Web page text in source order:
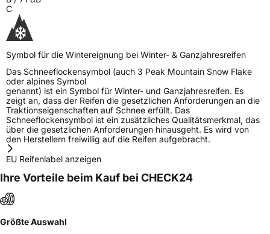
C
Symbol für die Wintereignung bei Winter- & Ganzjahresreifen
Das Schneeflockensymbol (auch 3 Peak Mountain Snow Flake
oder alpines Symbol
genannt) ist ein Symbol für Winter- und Ganzjahresreifen. Es
zeigt an, dass der Reifen die gesetzlichen Anforderungen an die
Traktionseigenschaften auf Schnee erfüllt. Das
Schneeflockensymbol ist ein zusätzliches Qualitätsmerkmal, das
über die gesetzlichen Anforderungen hinausgeht. Es wird von
den Herstellern freiwillig auf die Reifen aufgebracht.
EU Reifenlabel anzeigen
Ihre Vorteile beim Kauf bei CHECK24
Größte Auswahl